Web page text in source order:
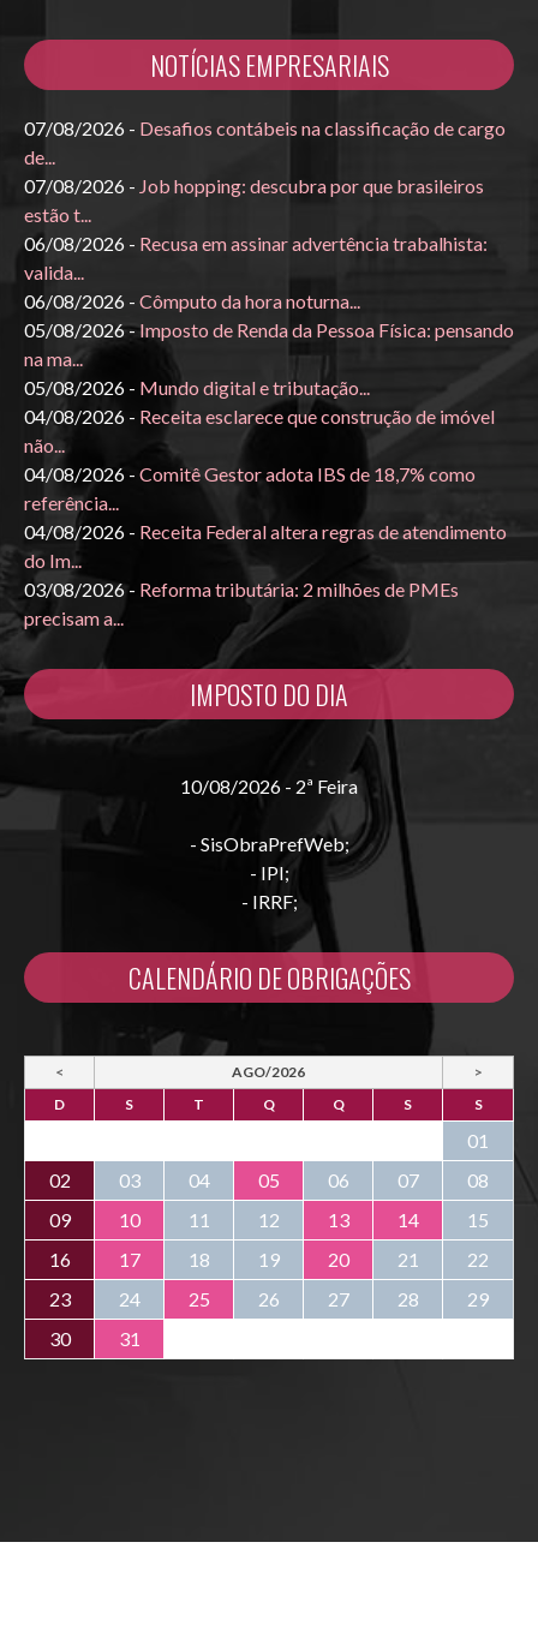
NOTÍCIAS EMPRESARIAIS
07/08/2026 - Desafios contábeis na classificação de cargo
de...
07/08/2026 - Job hopping: descubra por que brasileiros
estão t...
06/08/2026 - Recusa em assinar advertência trabalhista:
valida...
06/08/2026 - Cômputo da hora noturna...
05/08/2026 -Imposto de Renda da Pessoa Física: pensando
na ma...
05/08/2026 - Mundo digital e tributação...
04/08/2026 - Receita esclarece que construção de imóvel
não...
04/08/2026 - Comitê Gestor adota IBS de 18,7% como
referência...
04/08/2026 - Receita Federal altera regras de atendimento
do Im...
03/08/2026 - Reforma tributária: 2 milhões de PMEs
precisam a...
IMPOSTO DO DIA
10/08/2026 - 2ª Feira
- SisObraPrefWeb;
- IPI;
- IRRF;
CALENDÁRIO DE OBRIGAÇÕES
< AGO/2026
>
D
S T Q Q S S
01
02
03 04 05 06 07
08
09
10 11 12 13 14
15
16
17 18 19 20 21
22
23
24 25 26 27 28
29
30
31